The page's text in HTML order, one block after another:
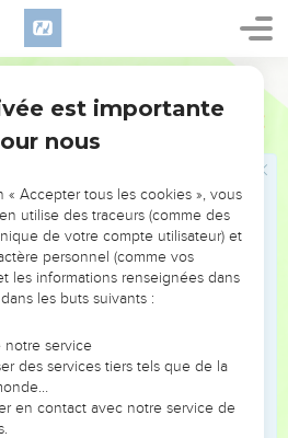
! Il est leur secours et leur
en l’Éternel ! Il est leur secours
nous : il bénira, Il bénira la maison
d’Aaron,
l’Éternel, Les petits et les
l’accroissement, A vous et à vos
Qui a fait les cieux et la terre !
de l’Éternel, Mais il a donné la
est importante
nous
« Accepter tous les cookies », vous
utilise des traceurs (comme des
de votre compte utilisateur) et
personnel (comme vos
les informations renseignées dans
les buts suivants :
notre service
des services tiers tels que de la
en contact avec notre service de